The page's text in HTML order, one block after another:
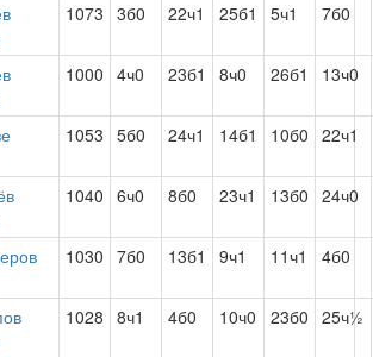
1073 3б0 22ч1 25б1 5ч1 7б0
1000 4ч0 23б1 8ч0 26б1 13ч0
1053 5б0 24ч1 14б1 10б0 22ч1
1040 6ч0 8б0 23ч1 13б0 24ч0
1030 7б0 13б1 9ч1 11ч1 4б0
1028 8ч1 4б0 10ч0 23б0 25ч½